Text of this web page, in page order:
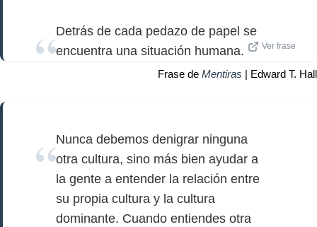
Detrás de cada pedazo de papel se
encuentra una situación humana.
Ver frase
Frase de Mentiras | Edward T. Hall
Nunca debemos denigrar ninguna
otra cultura, sino más bien ayudar a
la gente a entender la relación entre
su propia cultura y la cultura
dominante. Cuando entiendes otra